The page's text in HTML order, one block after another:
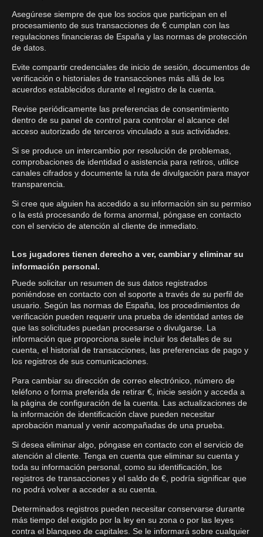
Asegúrese siempre de que los socios que participan en el
procesamiento de sus transacciones de € cumplan con las
regulaciones financieras de España y las normas de protección
de datos.
Evite compartir credenciales de inicio de sesión, documentos de
verificación o historiales de transacciones más allá de los
acuerdos establecidos durante el registro de la cuenta.
Revise periódicamente las preferencias de consentimiento
dentro de su panel de control para controlar el alcance del
acceso autorizado de terceros vinculado a sus actividades.
Si se produce un intercambio por resolución de problemas,
comprobaciones de identidad o asistencia para retiros, utilice
canales cifrados y documente la ruta de divulgación para mayor
transparencia.
Si cree que alguien ha accedido a su información sin su permiso
o la está procesando de forma anormal, póngase en contacto
con el servicio de atención al cliente de inmediato.
Los jugadores tienen derecho a ver, cambiar y eliminar su
información personal.
Puede solicitar un resumen de sus datos registrados
poniéndose en contacto con el soporte a través de su perfil de
usuario. Según las normas de España, los procedimientos de
verificación pueden requerir una prueba de identidad antes de
que las solicitudes puedan procesarse o divulgarse. La
información que proporciona suele incluir los detalles de su
cuenta, el historial de transacciones, las preferencias de pago y
los registros de sus comunicaciones.
Para cambiar su dirección de correo electrónico, número de
teléfono o forma preferida de retirar €, inicie sesión y acceda a
la página de configuración de la cuenta. Las actualizaciones de
la información de identificación clave pueden necesitar
aprobación manual y venir acompañadas de una prueba.
Si desea eliminar algo, póngase en contacto con el servicio de
atención al cliente. Tenga en cuenta que eliminar su cuenta y
toda su información personal, como su identificación, los
registros de transacciones y el saldo de €, podría significar que
no podrá volver a acceder a su cuenta.
Determinados registros pueden necesitar conservarse durante
más tiempo del exigido por la ley en su zona o por las leyes
contra el blanqueo de capitales. Se le informará sobre cualquier